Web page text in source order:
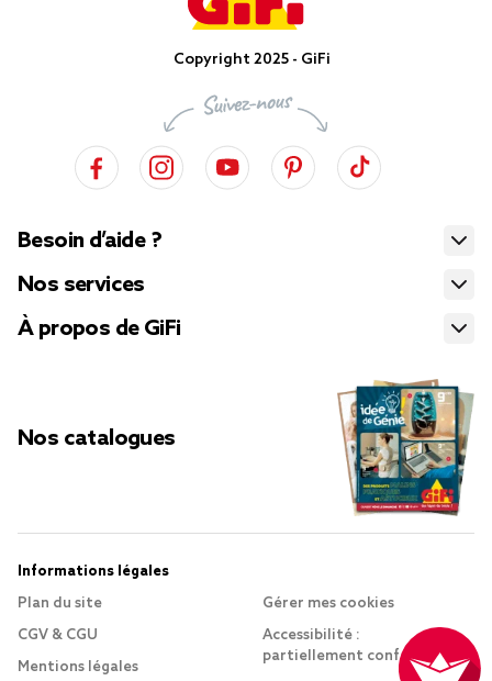
Copyright 2025 - GiFi
Besoin d’aide ?
Nos services
À propos de GiFi
Nos catalogues
Informations légales
Plan du site
CGV & CGU
Mentions légales
Gérer mes cookies
Accessibilité :
partiellement conforme